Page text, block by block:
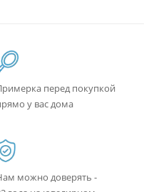
перед покупкой
у вас дома
можно доверять -